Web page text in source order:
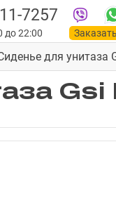
7257
до 22:00
для унитаза
Gsi